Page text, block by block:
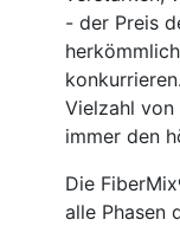
- der Preis
Vielzahl
immer den
Die
alle Phasen